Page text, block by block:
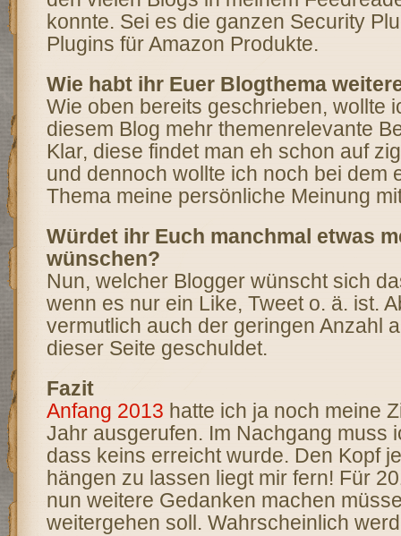
konnte. Sei es die ganzen Security
Plugins für Amazon Produkte.
Wie habt ihr Euer Blogthema
Wie oben bereits geschrieben, wollte
diesem Blog mehr themenrelevante
Klar, diese findet man eh schon auf
und dennoch wollte ich noch bei dem
Thema meine persönliche Meinung
Würdet ihr Euch manchmal etwas
wünschen?
Nun, welcher Blogger wünscht sich
wenn es nur ein Like, Tweet o. ä. ist.
vermutlich auch der geringen Anzahl
dieser Seite geschuldet.
Fazit
Anfang 2013 hatte ich ja noch meine
Jahr ausgerufen. Im Nachgang muss
dass keins erreicht wurde. Den Kopf
hängen zu lassen liegt mir fern! Für
nun weitere Gedanken machen
weitergehen soll. Wahrscheinlich